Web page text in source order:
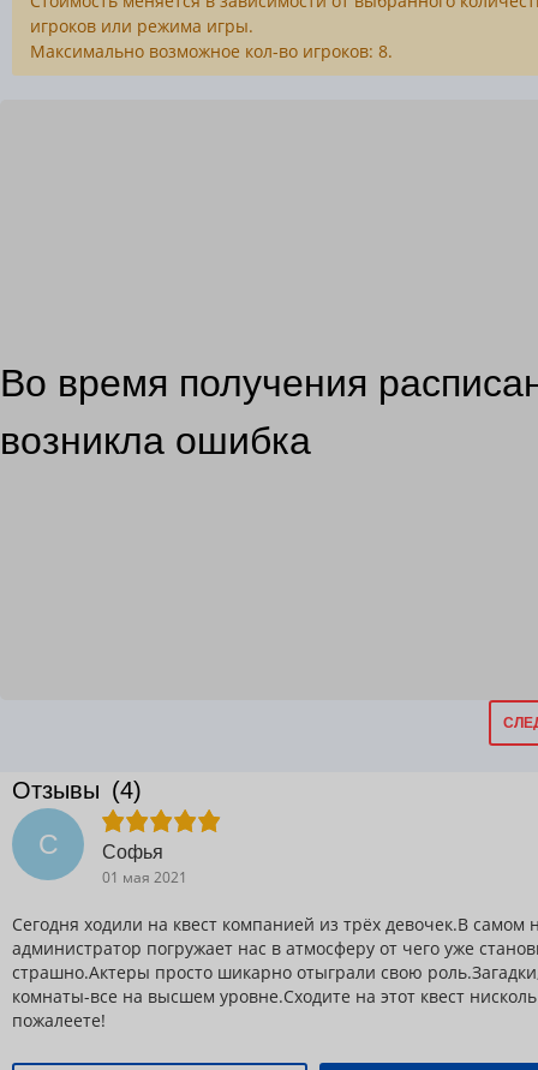
игроков или режима игры.
Максимально возможное кол-во игроков: 8.
Во время получения
возникла ошибка
Отзывы (4)
С
Софья
01 мая 2021
Сегодня ходили на квест компанией из трёх девочек.В самом
администратор погружает нас в атмосферу от чего уже
страшно.Актеры просто шикарно отыграли свою
комнаты-все на высшем уровне.Сходите на этот квест
пожалеете!